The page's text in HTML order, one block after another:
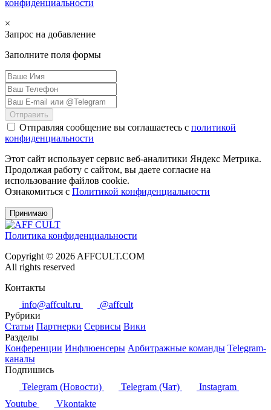
конфиденциальности
×
Запрос на добавление
Заполните поля формы
Отправить
Отправляя сообщение вы соглашаетесь с политикой
конфиденциальности
Этот сайт использует сервис веб-аналитики Яндекс Метрика.
Продолжая работу с сайтом, вы даете согласие на
использование файлов cookie.
Ознакомиться с Политикой конфиденциальности
Принимаю
Политика конфиденциальности
Copyright © 2026 AFFCULT.COM
All rights reserved
Контакты
info@affcult.ru
@affcult
Рубрики
Статьи Партнерки Сервисы Вики
Разделы
Конференции Инфлюенсеры Арбитражные команды Telegram-
каналы
Подпишись
Telegram (Новости)
Telegram (Чат)
Instagram
Youtube
Vkontakte